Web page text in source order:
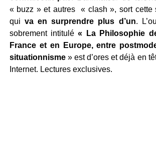
« buzz » et autres « clash », sort cette
qui va en surprendre plus d’un.
sobrement intitulé« La Philosophie
France et en Europe, entre
situationnisme» est d’ores et déjà en
Internet. Lectures exclusives.